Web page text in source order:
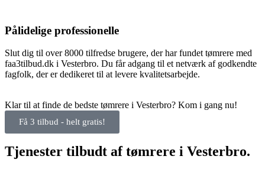
Pålidelige professionelle
Slut dig til over 8000 tilfredse brugere, der har fundet tømrere med
faa3tilbud.dk i Vesterbro. Du får adgang til et netværk af godkendte
fagfolk, der er dedikeret til at levere kvalitetsarbejde.
Klar til at finde de bedste tømrere i Vesterbro? Kom i gang nu!
Få 3 tilbud - helt gratis!
Tjenester tilbudt af tømrere i Vesterbro.